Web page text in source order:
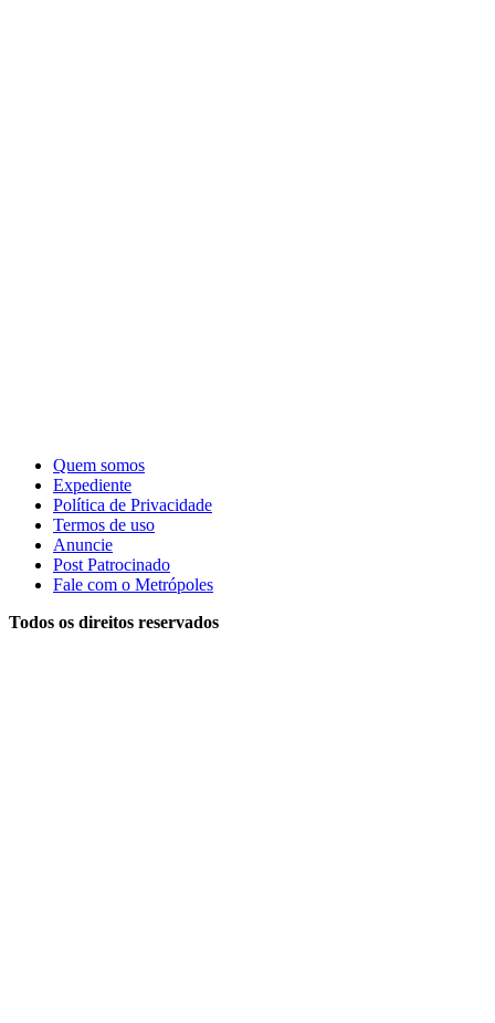
Quem somos
Expediente
Política de Privacidade
Termos de uso
Anuncie
Post Patrocinado
Fale com o Metrópoles
Todos os direitos reservados